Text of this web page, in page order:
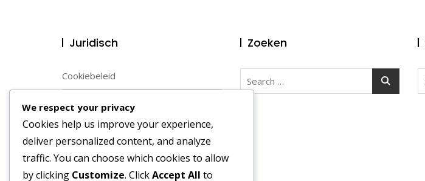
Juridisch
Cookiebeleid
Gebruikersovereenkomst
Over
Jouw privacy
Zoeken
for:
We respect your privacy
Cookies help us improve your experience,
deliver personalized content, and analyze
traffic. You can choose which cookies to allow
by clicking Customize. ClickAccept All to